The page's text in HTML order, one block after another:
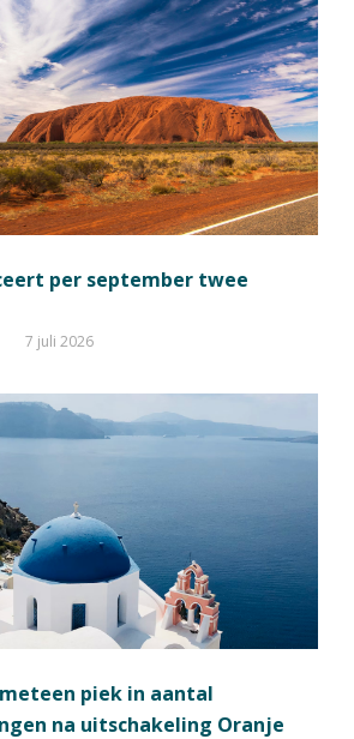
per september twee
7 juli 2026
piek in aantal
na uitschakeling Oranje